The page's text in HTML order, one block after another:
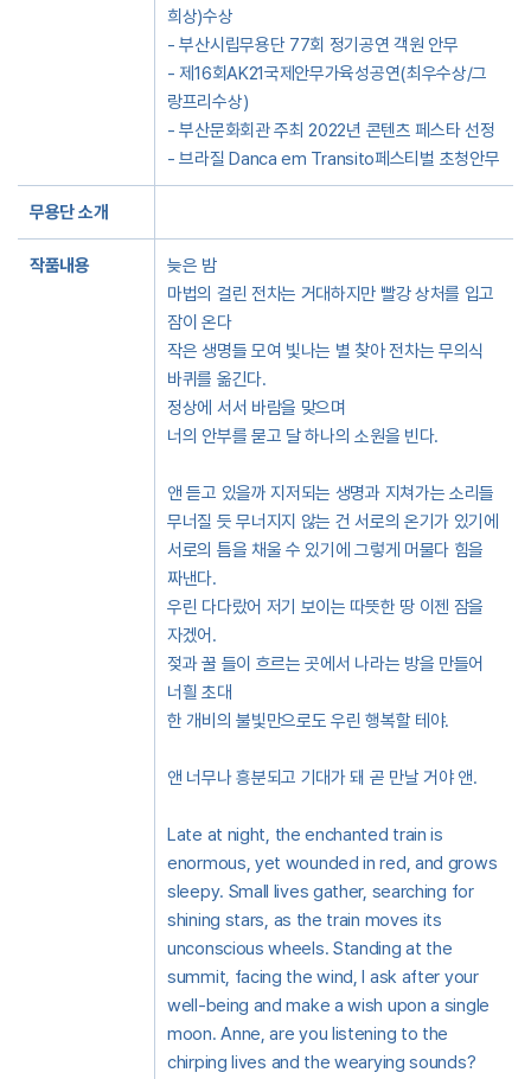
희상)수상
- 부산시립무용단 77회 정기공연 객원 안무
- 제16회AK21국제안무가육성공연(최우수상/그
랑프리수상)
- 부산문화회관 주최 2022년 콘텐츠 페스타 선정
- 브라질 Danca em Transito페스티벌 초청안무
무용단 소개
작품내용
늦은 밤
마법의 걸린 전차는 거대하지만 빨강 상처를 입고
잠이 온다
작은 생명들 모여 빛나는 별 찾아 전차는 무의식
바퀴를 옮긴다.
정상에 서서 바람을 맞으며
너의 안부를 묻고 달 하나의 소원을 빈다.
앤 듣고 있을까 지저되는 생명과 지쳐가는 소리들
무너질 듯 무너지지 않는 건 서로의 온기가 있기에
서로의 틈을 채울 수 있기에 그렇게 머물다 힘을
짜낸다.
우린 다다랐어 저기 보이는 따뜻한 땅 이젠 잠을
자겠어.
젖과 꿀 들이 흐르는 곳에서 나라는 방을 만들어
너흴 초대
한 개비의 불빛만으로도 우린 행복할 테야.
앤 너무나 흥분되고 기대가 돼 곧 만날 거야 앤.
Late at night, the enchanted train is
enormous, yet wounded in red, and grows
sleepy. Small lives gather, searching for
shining stars, as the train moves its
unconscious wheels. Standing at the
summit, facing the wind, I ask after your
well-being and make a wish upon a single
moon. Anne, are you listening to the
chirping lives and the wearying sounds?